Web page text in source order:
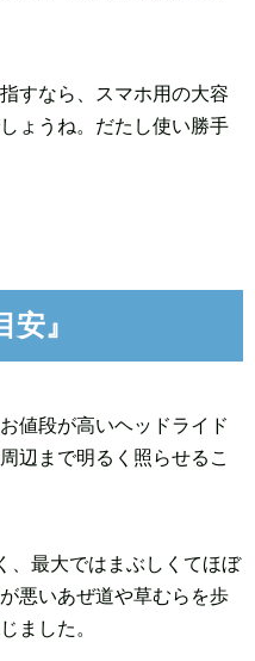
すなら、スマホ用の大容
ょうね。だたし使い勝手
』
値段が高いヘッドライド
辺まで明るく照らせるこ
、最大ではまぶしくてほぼ
悪いあぜ道や草むらを歩
ました。